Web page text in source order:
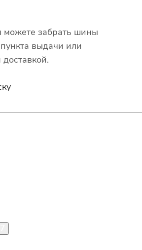
можете забрать шины
выдачи или
доставкой.